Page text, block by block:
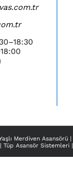
Merdiven Asansörü |
Tüp Asansör Sistemleri|